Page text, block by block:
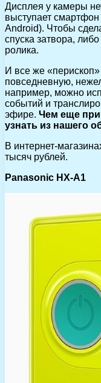
Дисплея у камеры
выступает
Android). Чтобы
спуска затвора,
ролика.
И все же
повседневную,
например, можно
событий и
эфире. Чем еще
узнать из нашего
В интернет-
тысяч рублей.
Panasonic HX-A1